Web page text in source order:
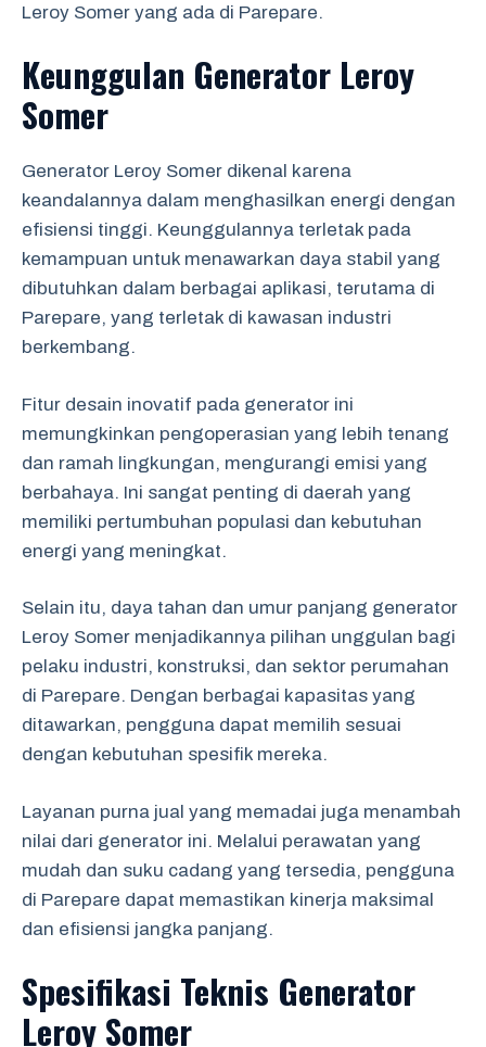
Leroy Somer yang ada di Parepare.
Keunggulan Generator Leroy
Somer
Generator Leroy Somer dikenal karena
keandalannya dalam menghasilkan energi dengan
efisiensi tinggi. Keunggulannya terletak pada
kemampuan untuk menawarkan daya stabil yang
dibutuhkan dalam berbagai aplikasi, terutama di
Parepare, yang terletak di kawasan industri
berkembang.
Fitur desain inovatif pada generator ini
memungkinkan pengoperasian yang lebih tenang
dan ramah lingkungan, mengurangi emisi yang
berbahaya. Ini sangat penting di daerah yang
memiliki pertumbuhan populasi dan kebutuhan
energi yang meningkat.
Selain itu, daya tahan dan umur panjang generator
Leroy Somer menjadikannya pilihan unggulan bagi
pelaku industri, konstruksi, dan sektor perumahan
di Parepare. Dengan berbagai kapasitas yang
ditawarkan, pengguna dapat memilih sesuai
dengan kebutuhan spesifik mereka.
Layanan purna jual yang memadai juga menambah
nilai dari generator ini. Melalui perawatan yang
mudah dan suku cadang yang tersedia, pengguna
di Parepare dapat memastikan kinerja maksimal
dan efisiensi jangka panjang.
Spesifikasi Teknis Generator
Leroy Somer